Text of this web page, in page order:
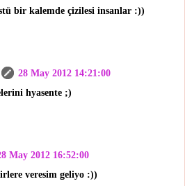
bir kalemde çizilesi insanlar :))
28 May 2012 14:21:00
hyasente ;)
May 2012 16:52:00
veresim geliyo :))